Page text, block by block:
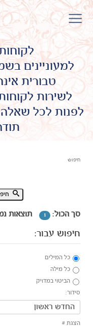
למעוניינים
טבורית
לשירות
לפנות לכל שאלה
חיפוש
סך הכול: 1 תוצאות
חיפוש עבור:
כל המילים
כל מילה
הביטוי במדויק
סידור:
הצגת #